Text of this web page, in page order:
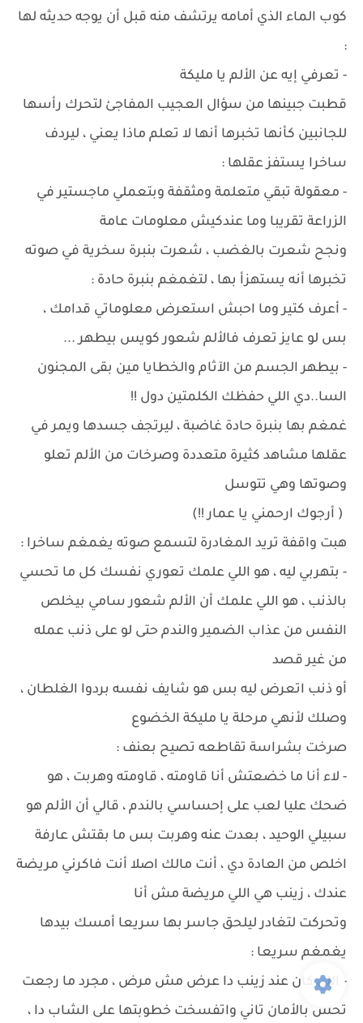
كوب الماء الذي أمامه يرتشف منه قبل أن يوجه حديثه لها
:
- تعرفي إيه عن الألم يا مليكة
قطبت جبينها من سؤال العجيب المفاجئ لتحرك رأسها
للجانبين كأنها تخبرها أنها لا تعلم ماذا يعني ، ليردف
ساخرا يستفز عقلها :
- معقولة تبقي متعلمة ومثقفة وبتعملي ماجستير في
الزراعة تقريبا وما عندكيش معلومات عامة
ونجح شعرت بالغضب ، شعرت بنبرة سخرية في صوته
تخبرها أنه يستهزأ بها ، لتغمغم بنبرة حادة :
- أعرف كتير وما احبش استعرض معلوماتي قدامك ،
بس لو عايز تعرف فالألم شعور كويس بيطهر ...
- بيطهر الجسم من الآثام والخطايا مين بقى المجنون
السا..دي اللي حفظك الكلمتين دول !!
غمغم بها بنبرة حادة غاضبة ، ليرتجف جسدها ويمر في
عقلها مشاهد كثيرة متعددة وصرخات من الألم تعلو
وصوتها وهي تتوسل
( أرجوك ارحمني يا عمار !!)
هبت واقفة تريد المغادرة لتسمع صوته يغمغم ساخرا :
- بتهربي ليه ، هو اللي علمك تعوري نفسك كل ما تحسي
بالذنب ، هو اللي علمك أن الألم شعور سامي بيخلص
النفس من عذاب الضمير والندم حتى لو على ذنب عمله
من غير قصد
أو ذنب اتعرض ليه بس هو شايف نفسه بردوا الغلطان ،
وصلك لأنهي مرحلة يا مليكة الخضوع
صرخت بشراسة تقاطعه تصيح بعنف :
- لاء أنا ما خضعتش أنا قاومته ، قاومته وهربت ، هو
ضحك عليا لعب على إحساسي بالندم ، قالي أن الألم هو
سبيلي الوحيد ، بعدت عنه وهربت بس ما بقتش عارفة
اخلص من العادة دي ، أنت مالك اصلا أنت فاكرني مريضة
عندك ، زينب هي اللي مريضة مش أنا
وتحركت لتغادر ليلحق جاسر بها سريعا أمسك بيدها
يغمغم سريعا :
- اللي كان عند زينب دا عرض مش مرض ، مجرد ما رجعت
تحس بالأمان تاني واتفسخت خطوبتها على الشاب دا ،